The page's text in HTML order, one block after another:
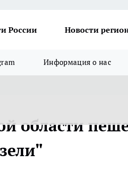
России Новости
Информация о нас
области